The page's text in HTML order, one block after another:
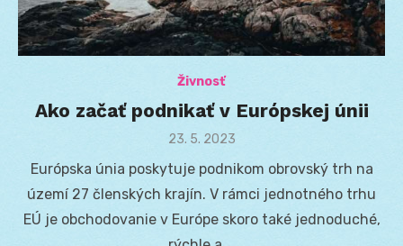
Živnosť
Ako začať podnikať v Európskej únii
Posted
23. 5. 2023
Európska únia poskytuje podnikom obrovský trh na
území 27 členských krajín. V rámci jednotného trhu
EÚ je obchodovanie v Európe skoro také jednoduché,